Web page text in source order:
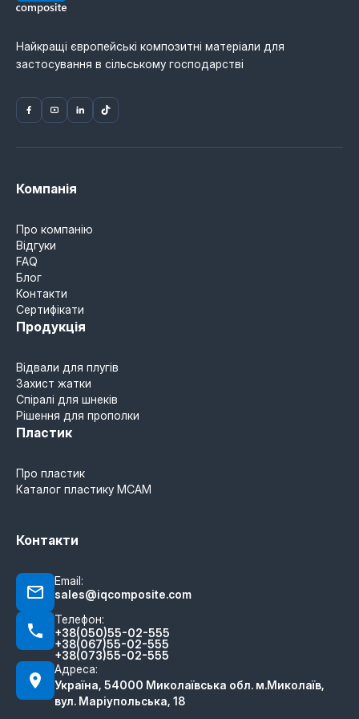
Найкращі європейські композитні матеріали для
застосування в сільському господарстві
Компанія
Про компанію
Відгуки
FAQ
Блог
Контакти
Сертифікати
Продукція
Відвали для плугів
Захист жатки
Спіралі для шнеків
Рішення для прополки
Пластик
Про пластик
Каталог пластику MCAM
Контакти
Email:
sales@iqcomposite.com
Телефон:
+38(050)55-02-555
+38(067)55-02-555
+38(073)55-02-555
Адреса:
Україна, 54000 Миколаївська обл. м.Миколаїв,
вул. Маріупольська, 18